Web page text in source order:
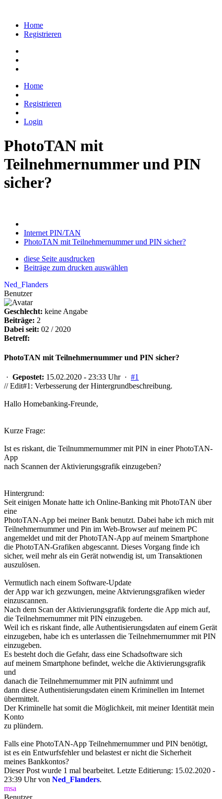
Home
Registrieren
Home
Registrieren
Login
PhotoTAN mit
Teilnehmernummer und PIN
sicher?
Internet PIN/TAN
PhotoTAN mit Teilnehmernummer und PIN sicher?
diese Seite ausdrucken
Beiträge zum drucken auswählen
Ned_Flanders
Benutzer
Geschlecht: keine Angabe
Beiträge: 2
Dabei seit: 02 / 2020
Betreff:
PhotoTAN mit Teilnehmernummer und PIN sicher?
· Gepostet: 15.02.2020 - 23:33 Uhr · #1
// Edit#1: Verbesserung der Hintergrundbeschreibung.
Hallo Homebanking-Freunde,
Kurze Frage:
Ist es riskant, die Teilnummernummer mit PIN in einer PhotoTAN-
App
nach Scannen der Aktivierungsgrafik einzugeben?
Hintergrund:
Seit einigen Monate hatte ich Online-Banking mit PhotoTAN über
eine
PhotoTAN-App bei meiner Bank benutzt. Dabei habe ich mich mit
Teilnehmernummer und Pin im Web-Browser auf meinem PC
angemeldet und mit der PhotoTAN-App auf meinem Smartphone
die PhotoTAN-Grafiken abgescannt. Dieses Vorgang finde ich
sicher, weil mehr als ein Gerät notwendig ist, um Transaktionen
auszulösen.
Vermutlich nach einem Software-Update
der App war ich gezwungen, meine Aktvierungsgrafiken wieder
einzuscannen.
Nach dem Scan der Aktivierungsgrafik forderte die App mich auf,
die Teilnehmernummer mit PIN einzugeben.
Weil ich es riskant finde, alle Authentisierungsdaten auf einem Gerät
einzugeben, habe ich es unterlassen die Teilnehmernummer mit PIN
einzugeben.
Es besteht doch die Gefahr, dass eine Schadsoftware sich
auf meinem Smartphone befindet, welche die Aktivierungsgrafik
und
danach die Teilnehmernummer mit PIN aufnimmt und
dann diese Authentisierungsdaten einem Kriminellen im Internet
übermittelt.
Der Kriminelle hat somit die Möglichkeit, mit meiner Identität mein
Konto
zu plündern.
Falls eine PhotoTAN-App Teilnehmernummer und PIN benötigt,
ist es ein Entwurfsfehler und belastest er nicht die Sicherheit
meines Bankkontos?
Dieser Post wurde 1 mal bearbeitet. Letzte Editierung: 15.02.2020 -
23:39 Uhr von Ned_Flanders.
msa